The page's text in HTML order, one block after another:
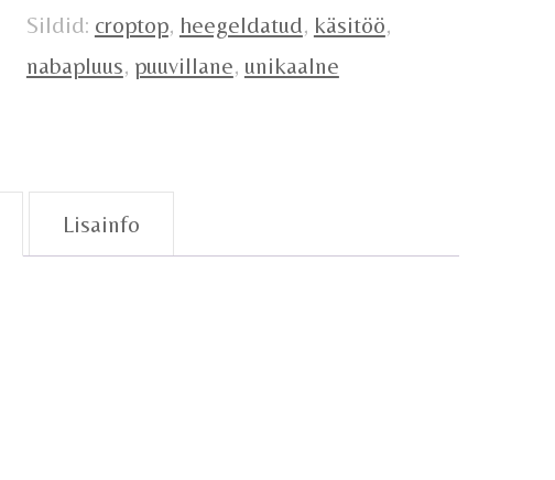
Sildid: croptop, heegeldatud, käsitöö,
nabapluus, puuvillane, unikaalne
Lisainfo